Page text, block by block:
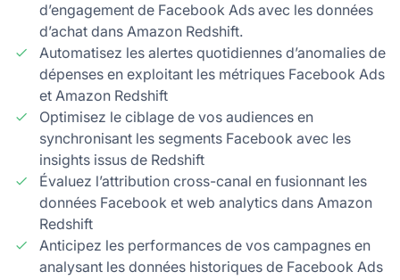
d’engagement de Facebook Ads avec les données
d’achat dans Amazon Redshift.
Automatisez les alertes quotidiennes d’anomalies de
dépenses en exploitant les métriques Facebook Ads
et Amazon Redshift
Optimisez le ciblage de vos audiences en
synchronisant les segments Facebook avec les
insights issus de Redshift
Évaluez l’attribution cross-canal en fusionnant les
données Facebook et web analytics dans Amazon
Redshift
Anticipez les performances de vos campagnes en
analysant les données historiques de Facebook Ads